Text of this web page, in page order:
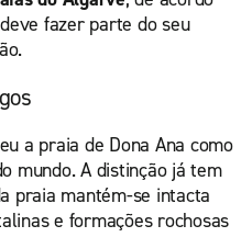
fazer parte do seu
a praia de Dona Ana como
mundo. A distinção já tem
praia mantém-se intacta
e formações rochosas